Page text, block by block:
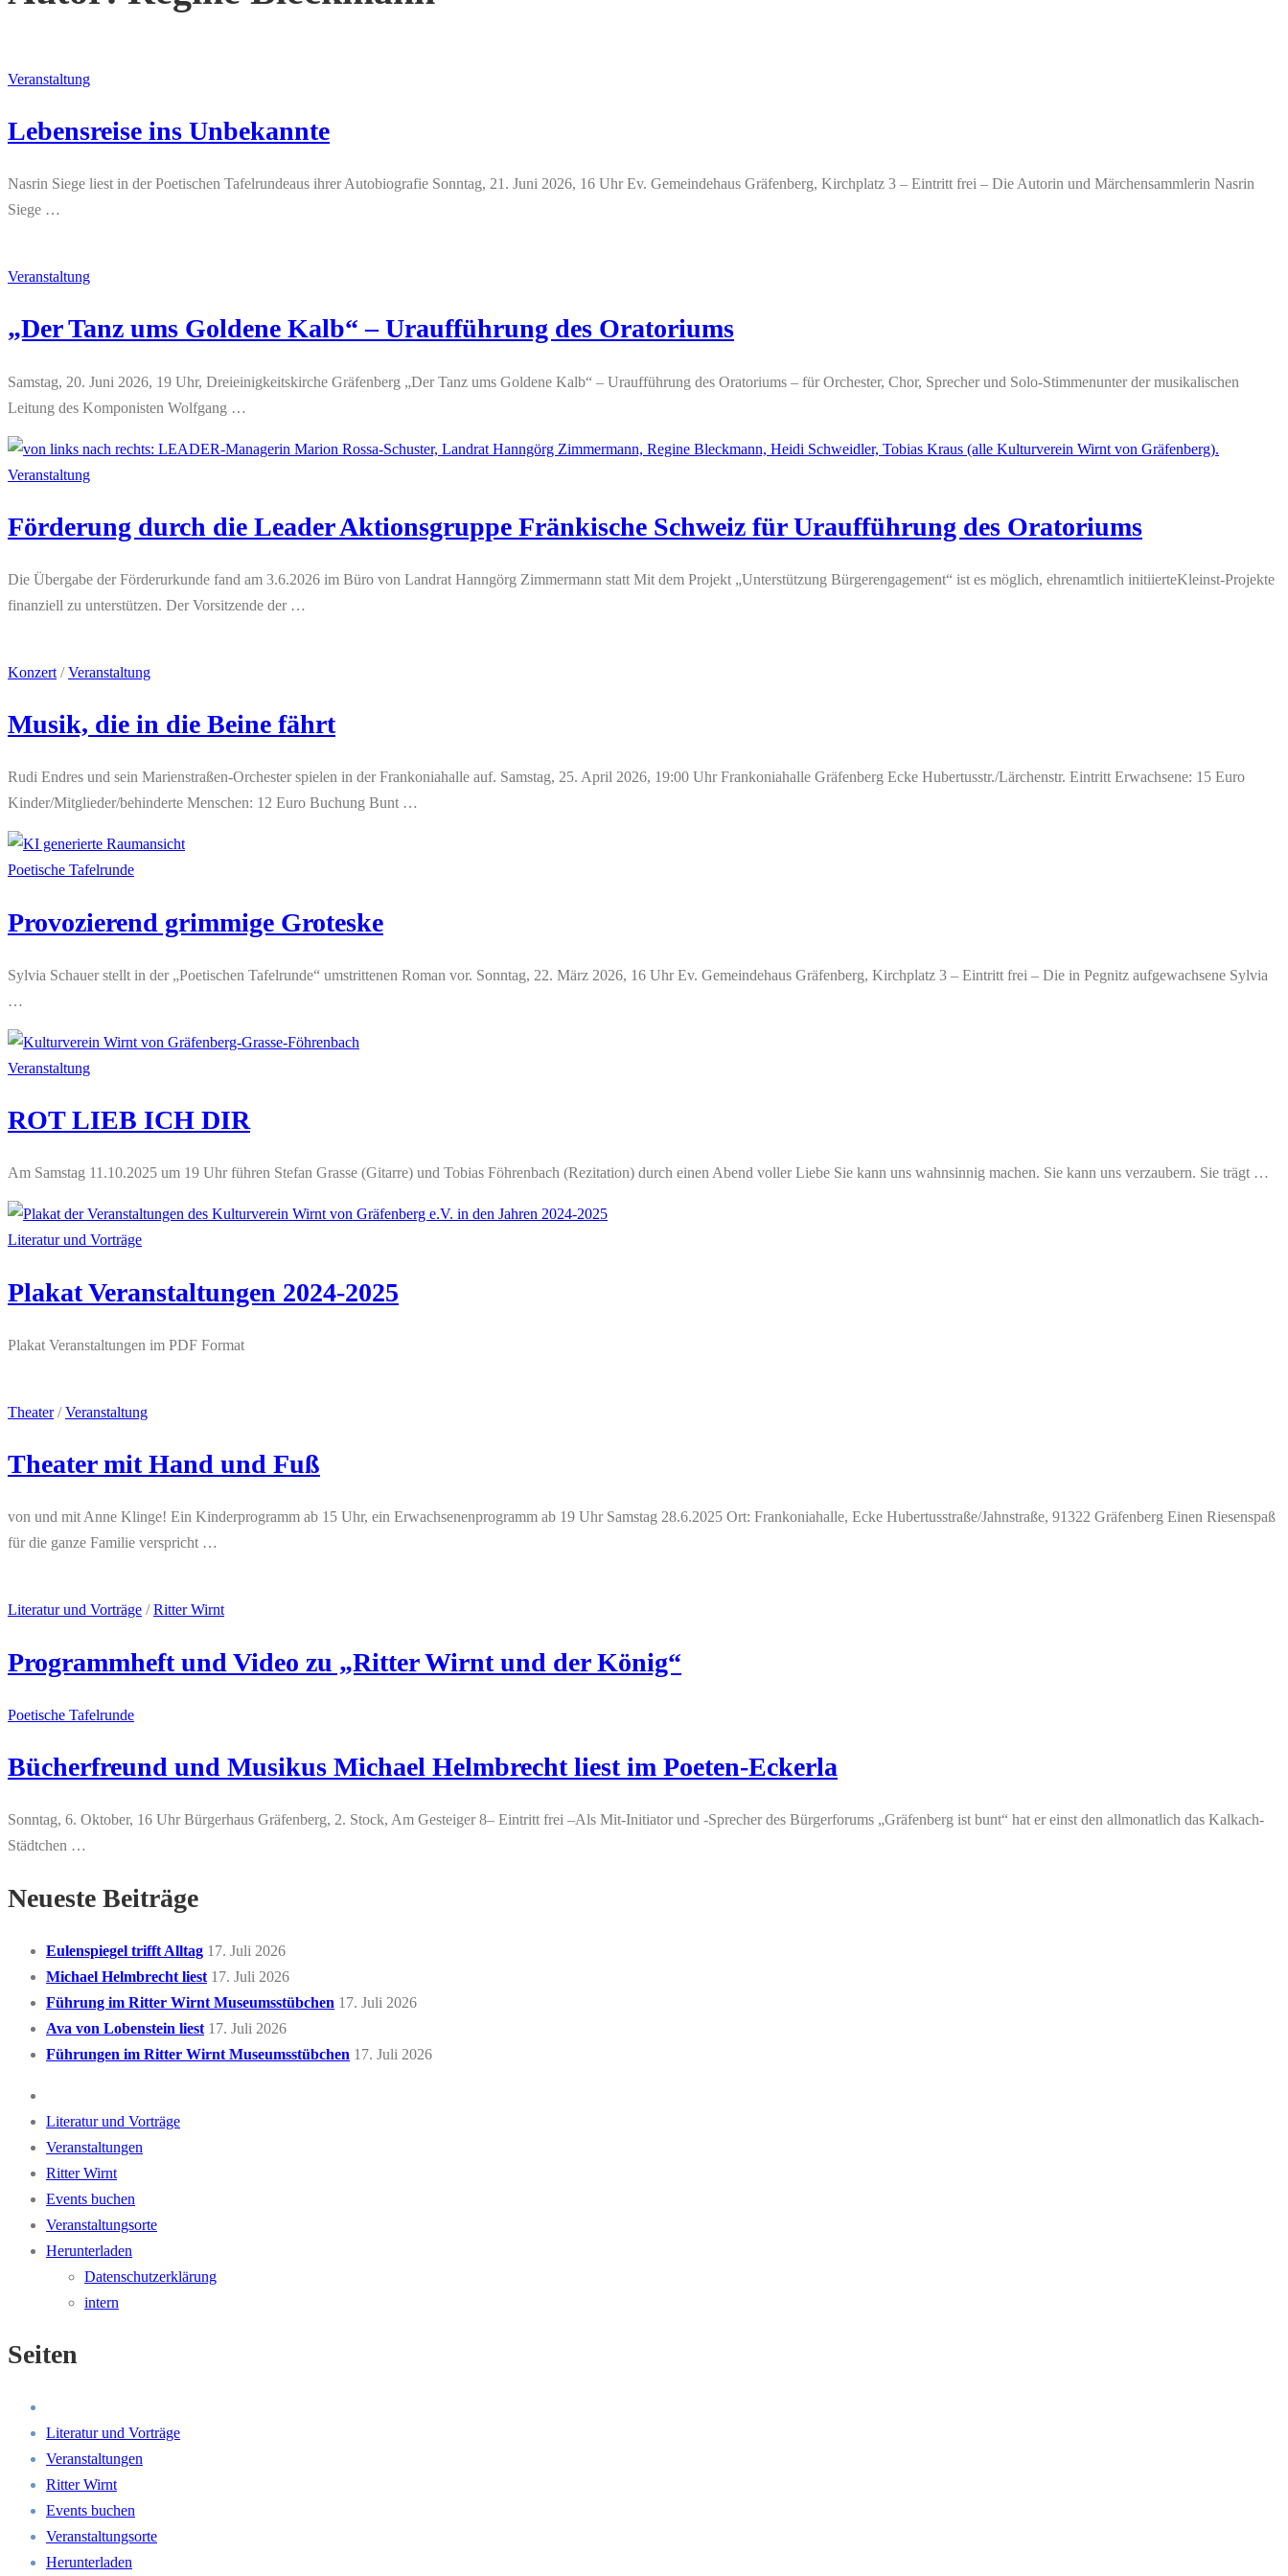
Veranstaltung
Lebensreise ins Unbekannte
Nasrin Siege liest in der Poetischen Tafelrundeaus ihrer Autobiografie Sonntag, 21. Juni 2026, 16 Uhr Ev. Gemeindehaus Gräfenberg, Kirchplatz 3 – Eintritt frei – Die Autorin und Märchensammlerin Nasrin
Siege …
Veranstaltung
„Der Tanz ums Goldene Kalb“ – Uraufführung des Oratoriums
Samstag, 20. Juni 2026, 19 Uhr, Dreieinigkeitskirche Gräfenberg „Der Tanz ums Goldene Kalb“ – Uraufführung des Oratoriums – für Orchester, Chor, Sprecher und Solo-Stimmenunter der musikalischen
Leitung des Komponisten Wolfgang …
Veranstaltung
Förderung durch die Leader Aktionsgruppe Fränkische Schweiz für Uraufführung des Oratoriums
Die Übergabe der Förderurkunde fand am 3.6.2026 im Büro von Landrat Hanngörg Zimmermann statt Mit dem Projekt „Unterstützung Bürgerengagement“ ist es möglich, ehrenamtlich initiierteKleinst-Projekte
finanziell zu unterstützen. Der Vorsitzende der …
Konzert /Veranstaltung
Musik, die in die Beine fährt
Rudi Endres und sein Marienstraßen-Orchester spielen in der Frankoniahalle auf. Samstag, 25. April 2026, 19:00 Uhr Frankoniahalle Gräfenberg Ecke Hubertusstr./Lärchenstr. Eintritt Erwachsene: 15 Euro
Kinder/Mitglieder/behinderte Menschen: 12 Euro Buchung Bunt …
Poetische Tafelrunde
Provozierend grimmige Groteske
Sylvia Schauer stellt in der „Poetischen Tafelrunde“ umstrittenen Roman vor. Sonntag, 22. März 2026, 16 Uhr Ev. Gemeindehaus Gräfenberg, Kirchplatz 3 – Eintritt frei – Die in Pegnitz aufgewachsene Sylvia
…
Veranstaltung
ROT LIEB ICH DIR
Am Samstag 11.10.2025 um 19 Uhr führen Stefan Grasse (Gitarre) und Tobias Föhrenbach (Rezitation) durch einen Abend voller Liebe Sie kann uns wahnsinnig machen. Sie kann uns verzaubern. Sie trägt …
Literatur und Vorträge
Plakat Veranstaltungen 2024-2025
Plakat Veranstaltungen im PDF Format
Theater/Veranstaltung
Theater mit Hand und Fuß
von und mit Anne Klinge! Ein Kinderprogramm ab 15 Uhr, ein Erwachsenenprogramm ab 19 Uhr Samstag 28.6.2025 Ort: Frankoniahalle, Ecke Hubertusstraße/Jahnstraße, 91322 Gräfenberg Einen Riesenspaß
für die ganze Familie verspricht …
Literatur und Vorträge /Ritter Wirnt
Programmheft und Video zu „Ritter Wirnt und der König“
Poetische Tafelrunde
Bücherfreund und Musikus Michael Helmbrecht liest im Poeten-Eckerla
Sonntag, 6. Oktober, 16 Uhr Bürgerhaus Gräfenberg, 2. Stock, Am Gesteiger 8– Eintritt frei –Als Mit-Initiator und -Sprecher des Bürgerforums „Gräfenberg ist bunt“ hat er einst den allmonatlich das Kalkach-
Städtchen …
Neueste Beiträge
Eulenspiegel trifft Alltag 17. Juli 2026
Michael Helmbrecht liest 17. Juli 2026
Führung im Ritter Wirnt Museumsstübchen 17. Juli 2026
Ava von Lobenstein liest 17. Juli 2026
Führungen im Ritter Wirnt Museumsstübchen 17. Juli 2026
Literatur und Vorträge
Veranstaltungen
Ritter Wirnt
Events buchen
Veranstaltungsorte
Herunterladen
Datenschutzerklärung
intern
Seiten
Literatur und Vorträge
Veranstaltungen
Ritter Wirnt
Events buchen
Veranstaltungsorte
Herunterladen